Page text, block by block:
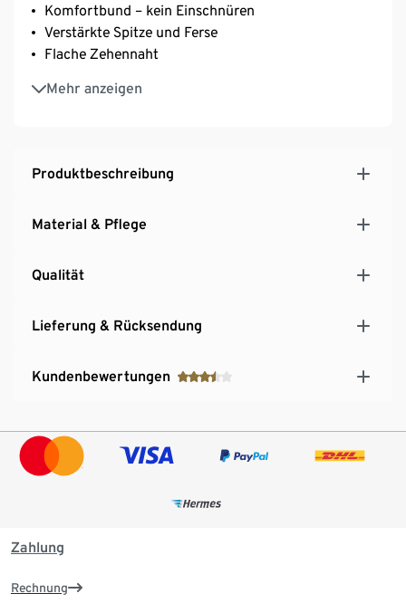
Komfortbund – kein Einschnüren
Verstärkte Spitze und Ferse
Flache Zehennaht
Mehr anzeigen
Mit Elasthan: formbeständig, perfekter Sitz, hoher
Tragekomfort
Produktbeschreibung
Material & Pflege
Qualität
Lieferung & Rücksendung
Kundenbewertungen
Zahlung
Rechnung